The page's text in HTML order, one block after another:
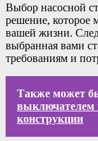
Выбор насосной
решение, которое
вашей жизни.
выбранная вами
требованиям и
Также может
выключателем
конструкции